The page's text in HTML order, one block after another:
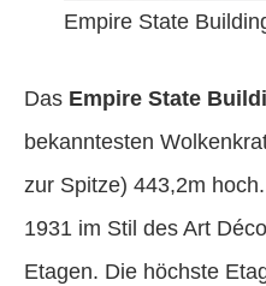
Empire State
Das Empire State
bekanntesten
zur Spitze) 443,2m
1931 im Stil des Art
Etagen. Die höchste